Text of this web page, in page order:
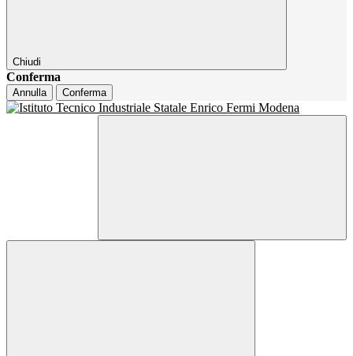
Chiudi
Conferma
Annulla Conferma